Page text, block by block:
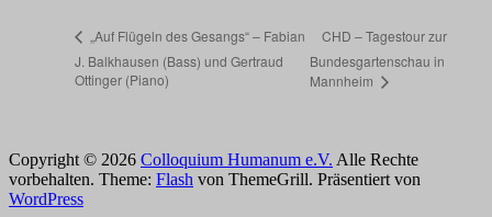
„Auf Flügeln des Gesangs“ – Fabian
J. Balkhausen (Bass) und Gertraud
Ottinger (Piano)
CHD – Tagestour zur
Bundesgartenschau in
Mannheim
Copyright © 2026 Colloquium Humanum e.V. Alle Rechte
vorbehalten. Theme: Flash von ThemeGrill. Präsentiert von
WordPress